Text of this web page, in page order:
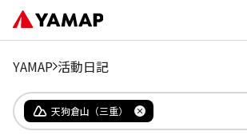
YAMAP 活動日記
天狗倉山（三重）